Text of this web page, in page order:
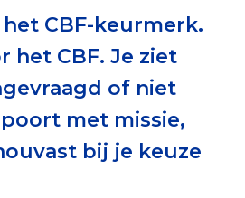
CBF-keurmerk.
het CBF. Je ziet
of niet
met missie,
bij je keuze